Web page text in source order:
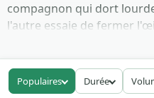
compagnon qui dort
l'autre essaie de fermer
l'indice clinique du trouble
sous une voix off ou un
illustrer l'apnée et ses
Populaires Durée